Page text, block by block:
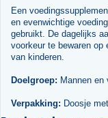
Een
en evenwichtige
gebruikt. De dagelijks
voorkeur te bewaren op
van kinderen.
Doelgroep: Mannen en
Verpakking: Doosje